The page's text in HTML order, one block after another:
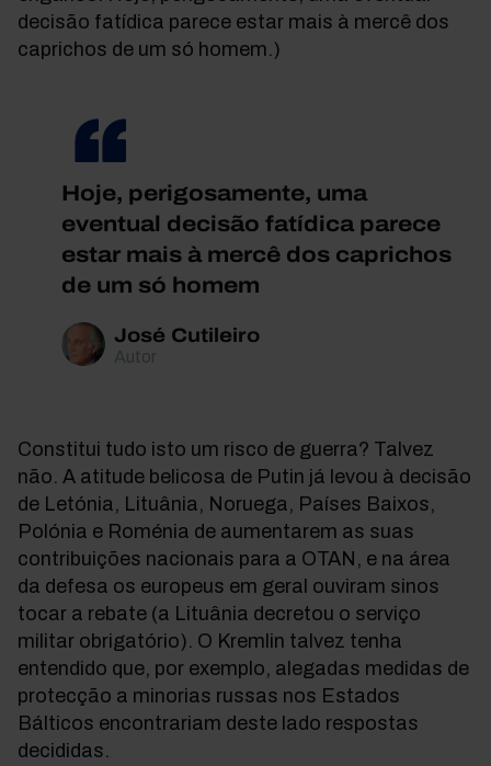
decisão fatídica parece estar mais à mercê dos
caprichos de um só homem.)
Hoje, perigosamente, uma
eventual decisão fatídica parece
estar mais à mercê dos caprichos
de um só homem
José Cutileiro
Autor
Constitui tudo isto um risco de guerra? Talvez
não. A atitude belicosa de Putin já levou à decisão
de Letónia, Lituânia, Noruega, Países Baixos,
Polónia e Roménia de aumentarem as suas
contribuições nacionais para a OTAN, e na área
da defesa os europeus em geral ouviram sinos
tocar a rebate (a Lituânia decretou o serviço
militar obrigatório). O Kremlin talvez tenha
entendido que, por exemplo, alegadas medidas de
protecção a minorias russas nos Estados
Bálticos encontrariam deste lado respostas
decididas.